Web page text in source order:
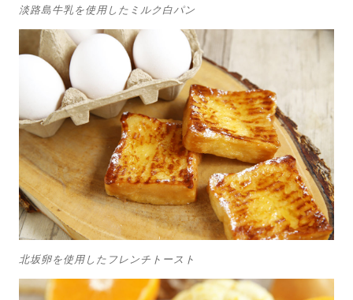
淡路島牛乳を使用したミルク白パン
北坂卵を使用したフレンチトースト